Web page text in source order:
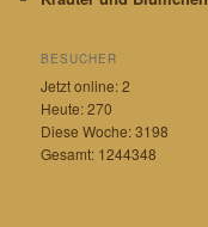
BESUCHER
Jetzt online: 2
Heute: 270
Diese Woche: 3198
Gesamt: 1244348